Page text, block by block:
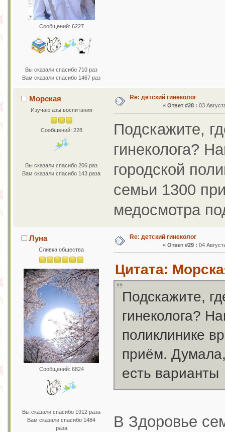
Сообщений: 6227
Вы сказали спасибо 710 раз
Вам сказали спасибо 1467 раз
Морская
Изучаю азы воспитания
Сообщений: 228
Вы сказали спасибо 206 раз
Вам сказали спасибо 143 раза
Re: детский гинеколог
« Ответ #28 : 03
Подскажите,
гинеколога?
городской
семьи 1300
медосмотра
Луна
Сливка общества
Сообщений: 6824
Вы сказали спасибо 1912 раза
Вам сказали спасибо 1484
раза
Re: детский гинеколог
« Ответ #29 : 04
Цитата:
Подскажите,
гинеколога?
поликлинике
приём.
есть варианты
В Здоровье